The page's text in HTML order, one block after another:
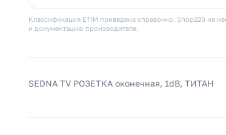
Классификация ETIM приведена справочно. Shop220 не
и документацию производителя.
SEDNA TV РОЗЕТКА оконечная, 1dB, ТИТАН